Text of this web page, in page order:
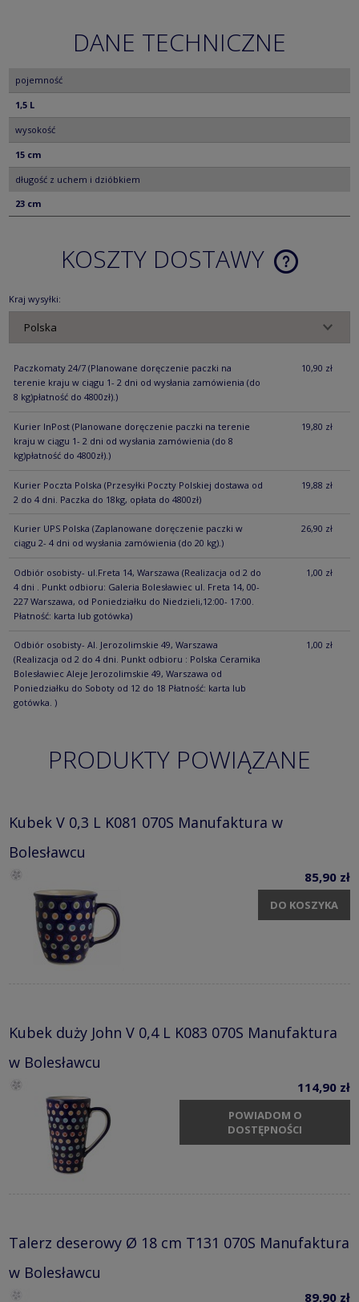
DANE TECHNICZNE
pojemność
1,5 L
wysokość
15 cm
długość z uchem i dzióbkiem
23 cm
KOSZTY DOSTAWY
CENA NIE
Kraj wysyłki:
Paczkomaty 24/7 (Planowane doręczenie paczki na
terenie kraju w ciągu 1- 2 dni od wysłania zamówienia (do
8 kg)płatność do 4800zł).)
10,90 zł
Kurier InPost (Planowane doręczenie paczki na terenie
kraju w ciągu 1- 2 dni od wysłania zamówienia (do 8
kg)płatność do 4800zł).)
19,80 zł
Kurier Poczta Polska (Przesyłki Poczty Polskiej dostawa od
2 do 4 dni. Paczka do 18kg, opłata do 4800zł)
19,88 zł
Kurier UPS Polska (Zaplanowane doręczenie paczki w
ciągu 2- 4 dni od wysłania zamówienia (do 20 kg).)
26,90 zł
Odbiór osobisty- ul.Freta 14, Warszawa (Realizacja od 2 do
4 dni . Punkt odbioru: Galeria Bolesławiec ul. Freta 14, 00-
227 Warszawa, od Poniedziałku do Niedzieli,12:00- 17:00.
Płatność: karta lub gotówka)
1,00 zł
Odbiór osobisty- Al. Jerozolimskie 49, Warszawa
(Realizacja od 2 do 4 dni. Punkt odbioru : Polska Ceramika
Bolesławiec Aleje Jerozolimskie 49, Warszawa od
Poniedziałku do Soboty od 12 do 18 Płatność: karta lub
gotówka. )
1,00 zł
PRODUKTY POWIĄZANE
Kubek V 0,3 L K081 070S Manufaktura w
Bolesławcu
85,90 zł
DO KOSZYKA
Kubek duży John V 0,4 L K083 070S Manufaktura
w Bolesławcu
114,90 zł
POWIADOM O
DOSTĘPNOŚCI
Talerz deserowy Ø 18 cm T131 070S Manufaktura
w Bolesławcu
89,90 zł